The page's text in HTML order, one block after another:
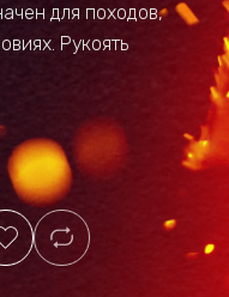
для походов,
Рукоять